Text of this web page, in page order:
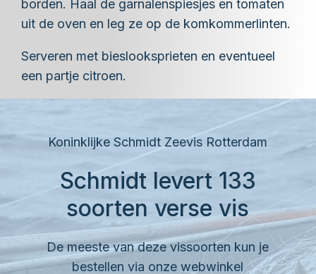
borden. Haal de garnalenspiesjes en tomaten
uit de oven en leg ze op de komkommerlinten.
Serveren met bieslooksprieten en eventueel
een partje citroen.
Koninklijke Schmidt Zeevis Rotterdam
Schmidt levert 133
soorten verse vis
De meeste van deze vissoorten kun je
bestellen via onze webwinkel